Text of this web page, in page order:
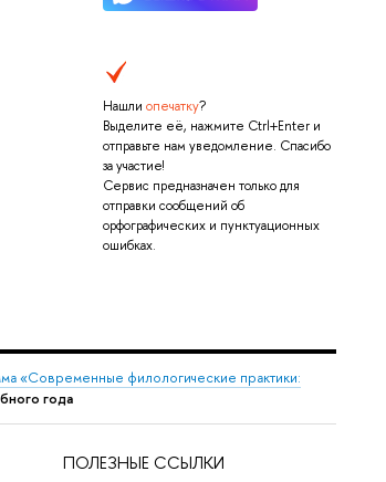
Нашли опечатку?
Выделите её, нажмите Ctrl+Enter и
отправьте нам уведомление. Спасибо
за участие!
Сервис предназначен только для
отправки сообщений об
орфографических и пунктуационных
ошибках.
«Современные филологические практики:
года
ПОЛЕЗНЫЕ ССЫЛКИ